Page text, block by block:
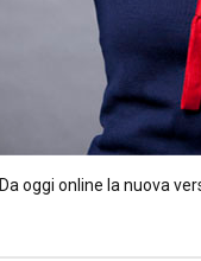
Da oggi online la nuova